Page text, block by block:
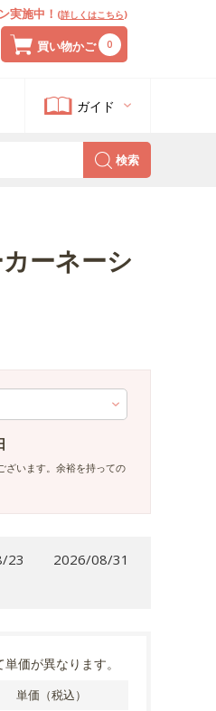
実施中！ (詳しくはこちら)
買い物かご 0
ガイド
検索
カーネーシ
ざいます。余裕を持っての
価が異なります。
単価（税込）
23 2026/08/31